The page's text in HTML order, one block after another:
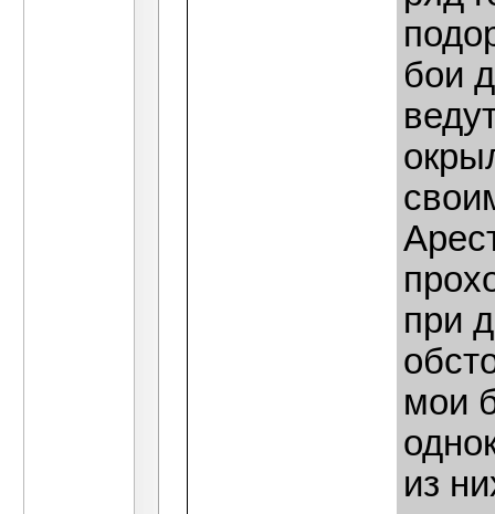
бои
при
мои
из